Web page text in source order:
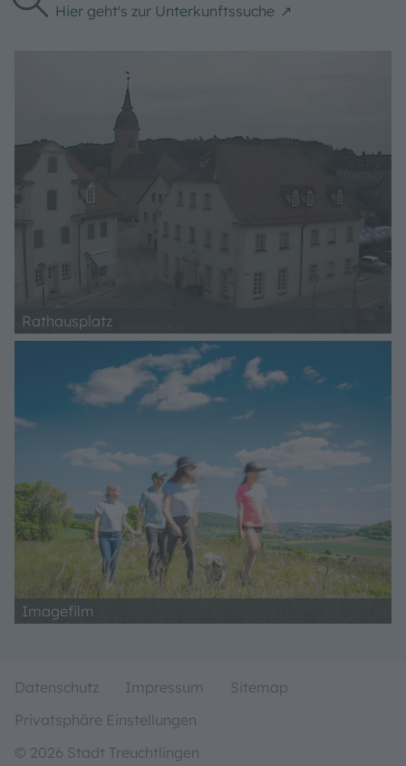
Hier geht's zur Unterkunftssuche
Rathausplatz
Imagefilm
Datenschutz Impressum
Sitemap
Privatsphäre Einstellungen
© 2026 Stadt Treuchtlingen